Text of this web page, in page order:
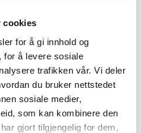
cookies
for å gi innhold og
for å levere sosiale
trafikken vår. Vi deler
du bruker nettstedet
sosiale medier,
som kan kombinere den
gjort tilgjengelig for dem,
